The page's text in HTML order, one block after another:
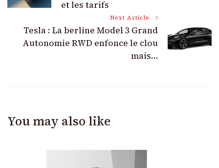
et les tarifs
Next Article
Tesla : La berline Model 3 Grand
Autonomie RWD enfonce le clou
mais…
You may also like